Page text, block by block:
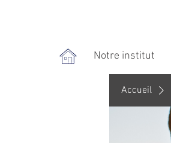
Notre institut
Accueil